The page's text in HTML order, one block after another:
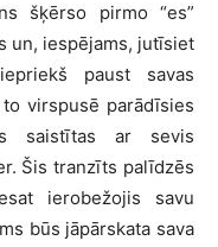
šķērso pirmo “es”
un, iespējams, jutīsiet
paust savas
virspusē parādīsies
saistītas ar sevis
Šis tranzīts palīdzēs
ierobežojis savu
būs jāpārskata sava